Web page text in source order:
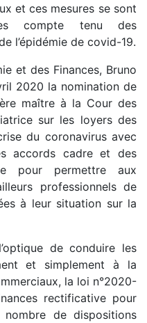
et ces mesures se sont
compte tenu des
l’épidémie de covid-19.
et des Finances, Bruno
2020 la nomination de
maître à la Cour des
sur les loyers des
du coronavirus avec
accords cadre et des
pour permettre aux
professionnels de
à leur situation sur la
de conduire les
et simplement à la
la loi n°2020-
rectificative pour
de dispositions